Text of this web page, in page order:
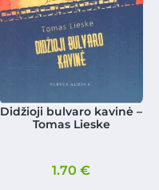
Didžioji bulvaro kavinė –
Tomas Lieske
1.70€